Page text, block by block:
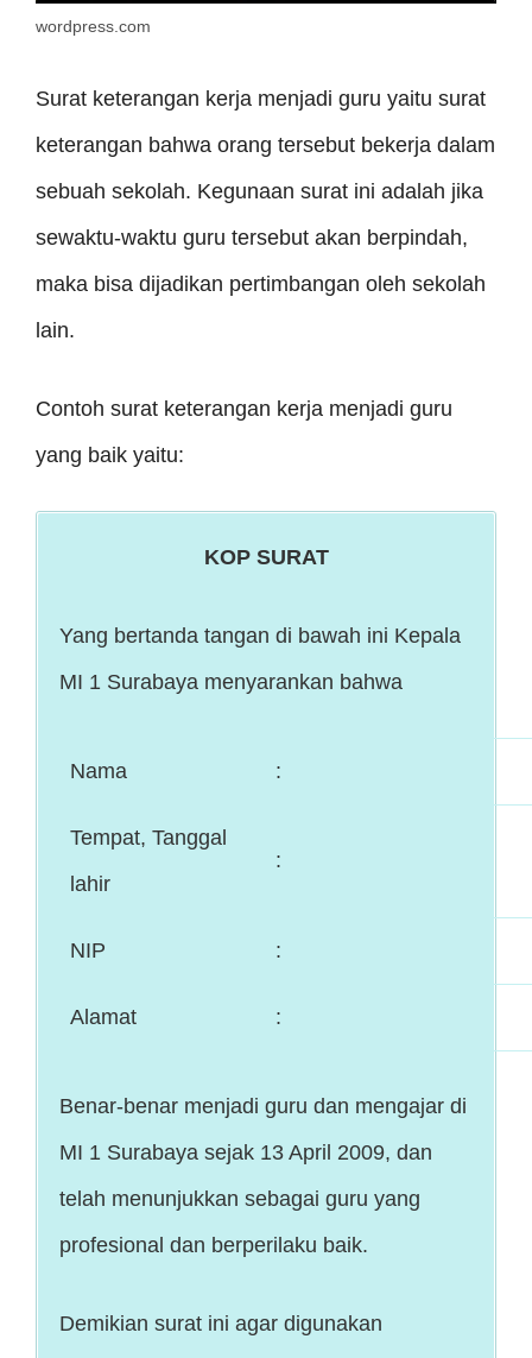
wordpress.com
Surat keterangan kerja menjadi guru yaitu surat
keterangan bahwa orang tersebut bekerja dalam
sebuah sekolah. Kegunaan surat ini adalah jika
sewaktu-waktu guru tersebut akan berpindah,
maka bisa dijadikan pertimbangan oleh sekolah
lain.
Contoh surat keterangan kerja menjadi guru
yang baik yaitu:
KOP SURAT
Yang bertanda tangan di bawah ini Kepala
MI 1 Surabaya menyarankan bahwa
Nama :
Tempat, Tanggal
lahir
:
NIP :
Alamat :
Benar-benar menjadi guru dan mengajar di
MI 1 Surabaya sejak 13 April 2009, dan
telah menunjukkan sebagai guru yang
profesional dan berperilaku baik.
Demikian surat ini agar digunakan